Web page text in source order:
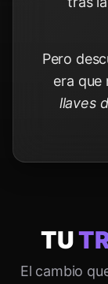
Pero
era que
llaves
TU
El cambio